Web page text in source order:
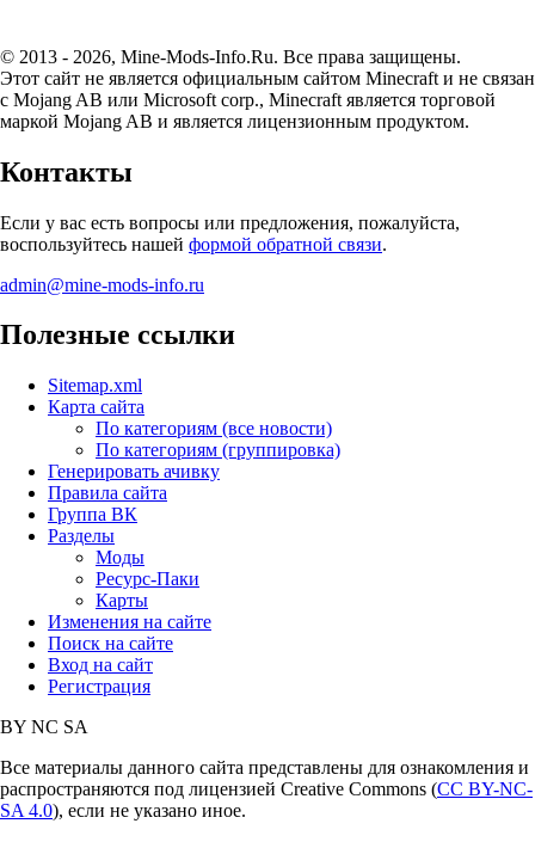
© 2013 - 2026, Mine-Mods-Info.Ru. Все права защищены.
Этот сайт не является официальным сайтом Minecraft и не связан
с Mojang AB или Microsoft corp., Minecraft является торговой
маркой Mojang AB и является лицензионным продуктом.
Контакты
Если у вас есть вопросы или предложения, пожалуйста,
воспользуйтесь нашей формой обратной связи.
admin@mine-mods-info.ru
Полезные ссылки
Sitemap.xml
Карта сайта
По категориям (все новости)
По категориям (группировка)
Генерировать ачивку
Правила сайта
Группа ВК
Разделы
Моды
Ресурс-Паки
Карты
Изменения на сайте
Поиск на сайте
Вход на сайт
Регистрация
BY NC SA
Все материалы данного сайта представлены для ознакомления и
распространяются под лицензией Creative Commons (CC BY-NC-
SA 4.0), если не указано иное.